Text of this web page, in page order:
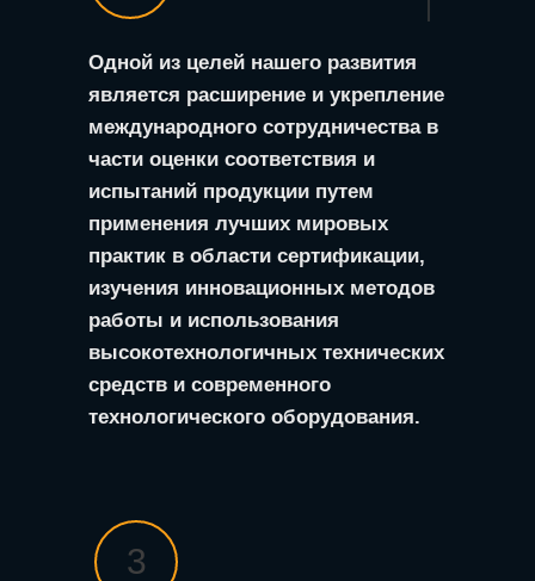
3
Одной из целей нашего развития
является расширение и укрепление
международного сотрудничества в
части оценки соответствия и
испытаний продукции путем
применения лучших мировых
практик в области сертификации,
изучения инновационных методов
работы и использования
высокотехнологичных технических
средств и современного
технологического оборудования.